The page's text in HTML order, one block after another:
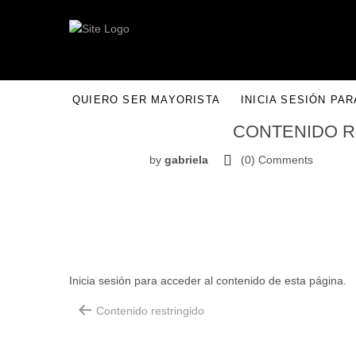
QUIERO SER MAYORISTA INICIA SESIÓN
CONTENIDO
by gabriela (0) Comments
Inicia sesión para acceder al contenido de esta página.
Contenido restringido